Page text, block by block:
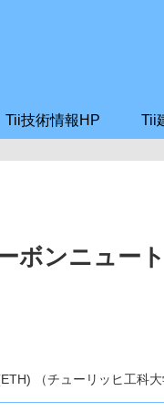
Tii技術情報HP Tii
ボンニュー
（チューリッヒ工科大